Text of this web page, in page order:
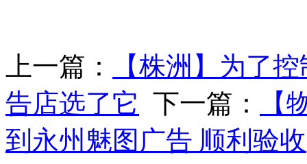
上一篇：
【株洲】为了
告店选了它 下一篇：
【
到永州魅图广告 顺利验收